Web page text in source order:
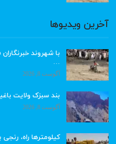
آخرین ویدیوها
با شهروند
…
آگوست 8, 2026
بند سبزک ولایت
آگوست 8, 2026
کیلومترها راه،